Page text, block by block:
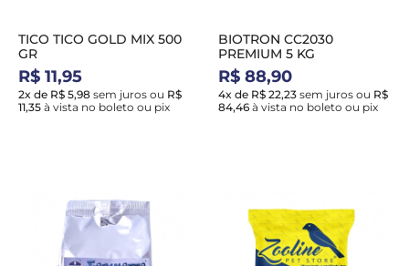
TICO TICO GOLD MIX 500
GR
R$ 11,95
2x de R$ 5,98 sem juros ou R$
11,35 à vista no boleto ou pix
BIOTRON CC2030
PREMIUM 5 KG
R$ 88,90
4x de R$ 22,23 sem juros ou R$
84,46 à vista no boleto ou pix